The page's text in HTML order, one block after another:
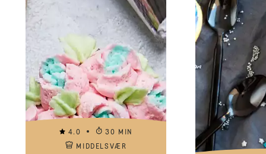
4.0
30 MIN
MIDDELSVÆR